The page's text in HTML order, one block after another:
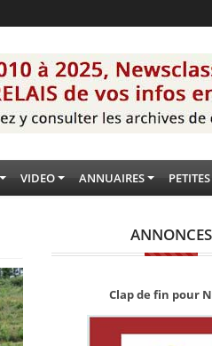
VIDEO ANNUAIRES
ANNONCES
Clap de fin pour